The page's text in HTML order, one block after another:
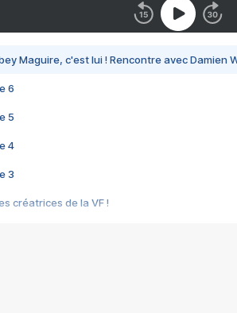
Maguire, c'est lui ! Rencontre avec Damien
6
5
4
3
créatrices de la VF !